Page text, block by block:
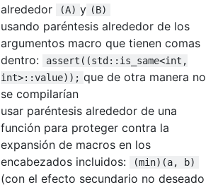
alrededor
(A) y (B)
usando paréntesis alrededor de los
argumentos macro que tienen comas
dentro:
assert((std::is_same<int,
int>::value)); que de otra manera no
se compilarían
usar paréntesis alrededor de una
función para proteger contra la
expansión de macros en los
encabezados incluidos:
(min)(a, b)
(con el efecto secundario no deseado